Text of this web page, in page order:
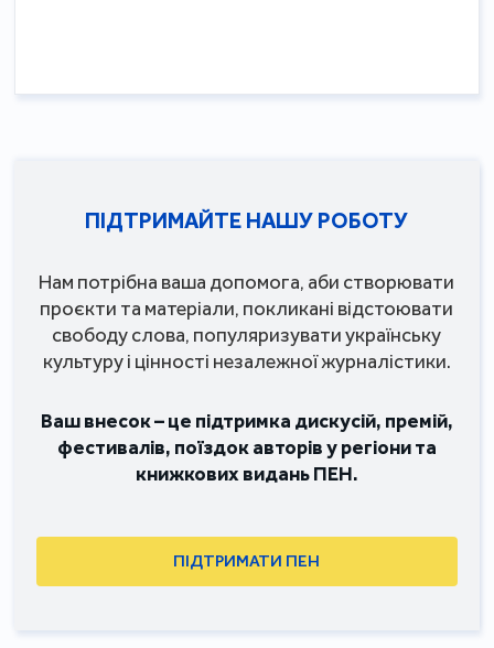
ПІДТРИМАЙТЕ НАШУ РОБОТУ
Нам потрібна ваша допомога, аби створювати
проєкти та матеріали, покликані відстоювати
свободу слова, популяризувати українську
культуру і цінності незалежної журналістики.
Ваш внесок – це підтримка дискусій, премій,
фестивалів, поїздок авторів у регіони та
книжкових видань ПЕН.
ПІДТРИМАТИ ПЕН